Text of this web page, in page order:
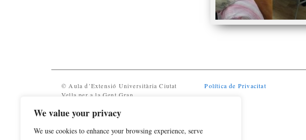
We value your privacy
We use cookies to enhance your browsing experience, serve
© Aula d’Extensió Universitària Ciutat
Vella per a la Gent Gran
Política de Privacitat